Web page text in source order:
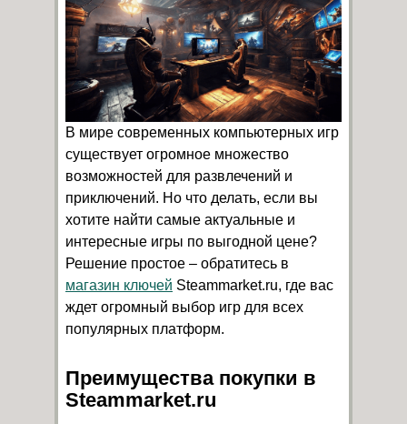
В мире современных компьютерных игр
существует огромное множество
возможностей для развлечений и
приключений. Но что делать, если вы
хотите найти самые актуальные и
интересные игры по выгодной цене?
Решение простое – обратитесь в
магазин ключей Steammarket.ru, где вас
ждет огромный выбор игр для всех
популярных платформ.
Преимущества покупки в
Steammarket.ru